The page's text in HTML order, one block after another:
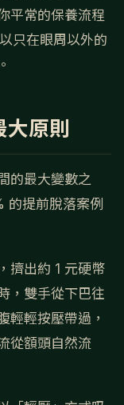
平常的保養流程
只在眼周以外的
原則
的最大變數之
的提前脫落案例
擠出約 1 元硬幣
，雙手從下巴往
輕輕按壓帶過，
從額頭自然流